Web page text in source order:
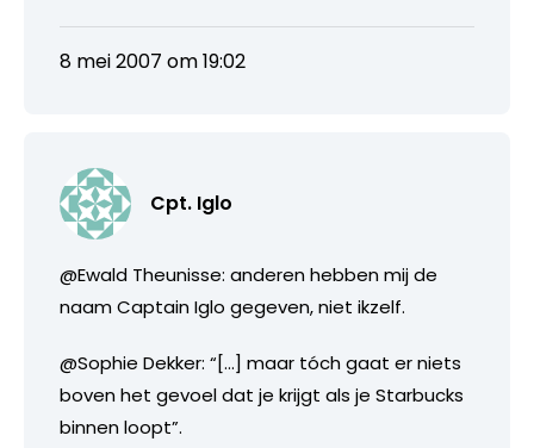
8 mei 2007 om 19:02
Cpt. Iglo
@Ewald Theunisse: anderen hebben mij de
naam Captain Iglo gegeven, niet ikzelf.
@Sophie Dekker: “[…] maar tóch gaat er niets
boven het gevoel dat je krijgt als je Starbucks
binnen loopt”.